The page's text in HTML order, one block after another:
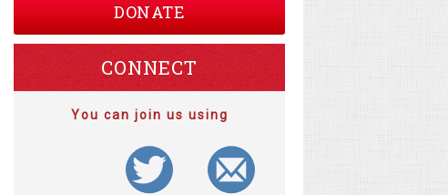
DONATE
CONNECT
You can join us using